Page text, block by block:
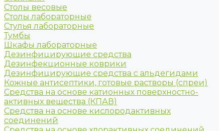
Столы весовые
Столы лабораторные
Стулья лабораторные
Тумбы
Шкафы лабораторные
Дезинфицирующие средства
Дезинфекционные коврики
Дезинфицирующие средства с альдегидами
Кожные антисептики, готовые растворы (спреи)
Средства на основе катионных поверхностно-
активных вещества (КПАВ)
Средства на основе кислородактивных
соединений